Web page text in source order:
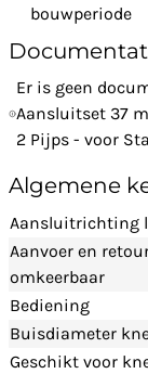
bouwperiode
Er is geen
Aansluitset 37
2 Pijps - voor
Algemene
Aansluitrichting
Aanvoer en
omkeerbaar
Bediening
Buisdiameter
Geschikt voor